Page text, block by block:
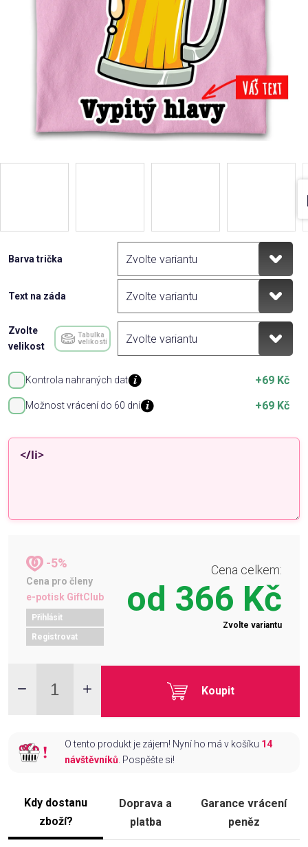
Barva trička
Text na záda
Zvolte
velikost
Tabulka
velikostí
Kontrola nahraných dat +69 Kč
Možnost vrácení do 60 dní +69 Kč
-5%
Cena pro členy
e-potisk GiftClub
Přihlásit
Registrovat
Cena celkem:
od 366 Kč
Zvolte variantu
Koupit
O tento produkt je zájem! Nyní ho má v košíku 14
návštěvníků. Pospěšte si!
Kdy dostanu
zboží?
Doprava a
platba
Garance vrácení
peněz